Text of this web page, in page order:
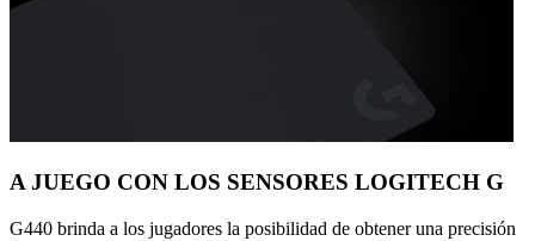
A JUEGO CON LOS SENSORES LOGITECH G
G440 brinda a los jugadores la posibilidad de obtener una precisión